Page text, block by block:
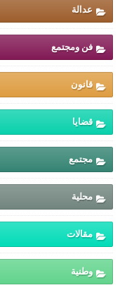
عدالة
فن ومجتمع
قانون
قضايا
مجتمع
محلية
مقالات
وطنية